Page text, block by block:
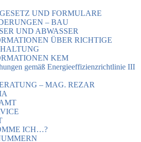
UND FORMULARE
– BAU
UND ABWASSER
ÜBER RICHTIGE
KEM
gemäß Energieeffizienzrichtlinie III
– MAG. REZAR
ICH…?